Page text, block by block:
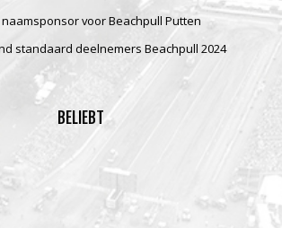
voor Beachpull Putten
standaard deelnemers Beachpull 2024
BELIEBT